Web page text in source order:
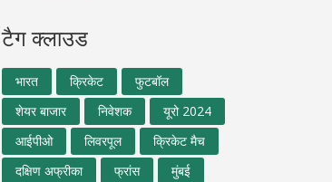
टैग क्लाउड
भारत क्रिकेट
फुटबॉल
शेयर बाजार
निवेशक
यूरो 2024
आईपीओ
लिवरपूल
क्रिकेट मैच
दक्षिण अफ्रीका
फ्रांस
मुंबई